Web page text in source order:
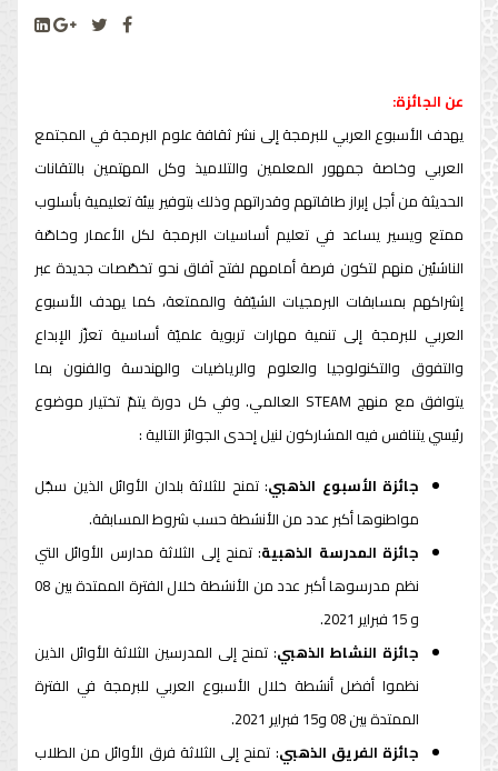
عن الجائزة:
يهدف الأسبوع العربي للبرمجة إلى نشر ثقافة علوم البرمجة في المجتمع
العربي وخاصة جمهور المعلمين والتلاميذ وكل المهتمين بالتقانات
الحديثة من أجل إبراز طاقاتهم وقدراتهم وذلك بتوفير بيئة تعليمية بأسلوب
ممتع ويسير يساعد في تعليم أساسيات البرمجة لكل الأعمار وخاصّة
الناشئين منهم لتكون فرصة أمامهم لفتح آفاق نحو تخصّصات جديدة عبر
إشراكهم بمسابقات البرمجيات الشيّقة والممتعة، كما يهدف الأسبوع
العربي للبرمجة إلى تنمية مهارات تربوية علميّة أساسية تعزّز الإبداع
والتفوق والتكنولوجيا والعلوم والرياضيات والهندسة والفنون بما
يتوافق مع منهج STEAM العالمي. وفي كل دورة يتمّ تختيار موضوع
رئيسي يتنافس فيه المشاركون لنيل إحدى الجوائز التالية :
جائزة الأسبوع الذهبي: تمنح للثلاثة بلدان الأوائل الذين سجّل
مواطنوها أكبر عدد من الأنشطة حسب شروط المسابقة.
جائزة المدرسة الذهبية: تمنح إلى الثلاثة مدارس الأوائل التي
نظم مدرسوها أكبر عدد من الأنشطة خلال الفترة الممتدة بين 08
و 15 فبراير 2021.
جائزة النشاط الذهبي: تمنح إلى المدرسين الثلاثة الأوائل الذين
نظموا أفضل أنشطة خلال الأسبوع العربي للبرمجة في الفترة
الممتدة بين 08 و15 فبراير 2021.
جائزة الفريق الذهبي: تمنح إلى الثلاثة فرق الأوائل من الطلاب